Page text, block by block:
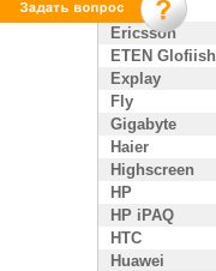
Enol
Ericsson
ETEN Glofiish
Explay
Fly
Gigabyte
Haier
Highscreen
HP
HP iPAQ
HTC
Huawei